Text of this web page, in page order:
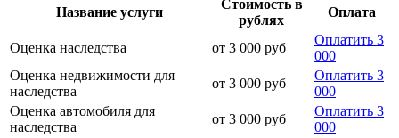
Название услуги
Стоимость в
рублях
Оплата
Оценка наследства от 3 000 руб
Оплатить 3
000
Оценка недвижимости для
наследства
от 3 000 руб
Оплатить 3
000
Оценка автомобиля для
наследства
от 3 000 руб
Оплатить 3
000